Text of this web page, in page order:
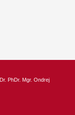
PhDr. Mgr. Ondrej